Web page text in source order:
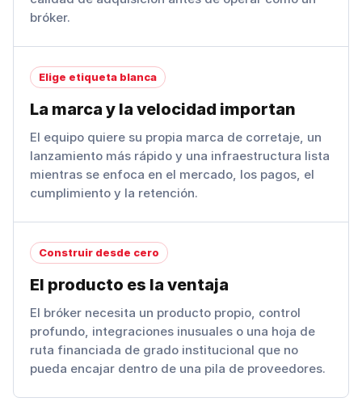
bróker.
Elige etiqueta blanca
La marca y la velocidad importan
El equipo quiere su propia marca de corretaje, un
lanzamiento más rápido y una infraestructura lista
mientras se enfoca en el mercado, los pagos, el
cumplimiento y la retención.
Construir desde cero
El producto es la ventaja
El bróker necesita un producto propio, control
profundo, integraciones inusuales o una hoja de
ruta financiada de grado institucional que no
pueda encajar dentro de una pila de proveedores.